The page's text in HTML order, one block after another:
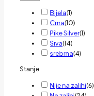
Bijela(1)
Crna(10)
Pike Silver(1)
Siva(14)
srebrna(4)
Stanje
Nije na zalihi(6)